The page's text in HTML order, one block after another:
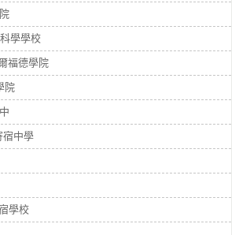
學學校
福德學院
院
宿中學
學校